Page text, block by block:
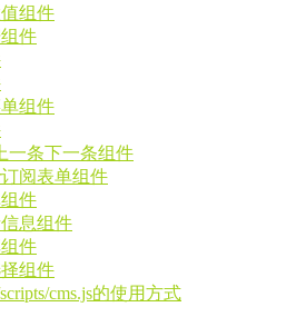
组件
件
组件
一条下一条组件
订阅表单组件
件
息组件
件
组件
cms.js的使用方式